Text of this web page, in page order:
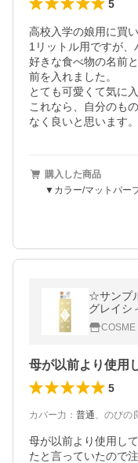
5
高校入学の娘用に買
1リットル用ですが
好きな食べ物の名前
前を入れました。
とても可愛くて気に
これなら、自分のも
なく良いと思います。
購入した商品
▼カラー/マットパー
☆サンプ
グレイシ
間的な明
COSME
5
カバー力 ： 普通、 のびの
母が以前より使用し
たと言っていたので